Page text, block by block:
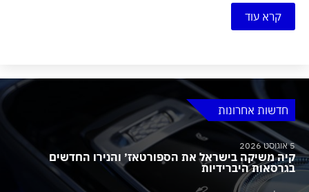
קרא עוד
חדשות אחרונות
5 אוגוסט 2026
קיה משיקה בישראל את הספורטאז׳ והנירו החדשים
בגרסאות היברידיות